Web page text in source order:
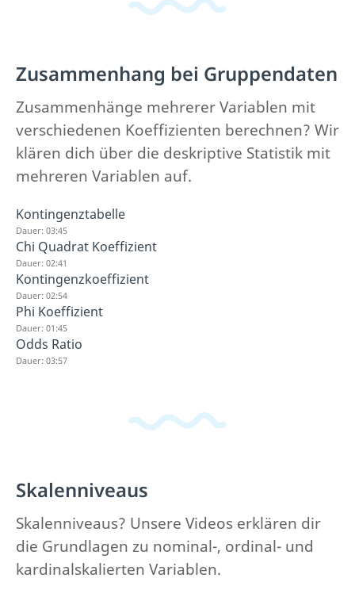
Zusammenhang bei Gruppendaten
Zusammenhänge mehrerer Variablen mit
verschiedenen Koeffizienten berechnen? Wir
klären dich über die deskriptive Statistik mit
mehreren Variablen auf.
Kontingenztabelle
Dauer: 03:45
Chi Quadrat Koeffizient
Dauer: 02:41
Kontingenzkoeffizient
Dauer: 02:54
Phi Koeffizient
Dauer: 01:45
Odds Ratio
Dauer: 03:57
Skalenniveaus
Skalenniveaus? Unsere Videos erklären dir
die Grundlagen zu nominal-, ordinal- und
kardinalskalierten Variablen.